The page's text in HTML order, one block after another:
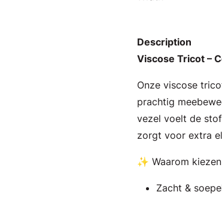
Description
Viscose Tricot –
Onze viscose
prachtig
vezel voelt de
zorgt voor extra
✨ Waarom
Zacht &